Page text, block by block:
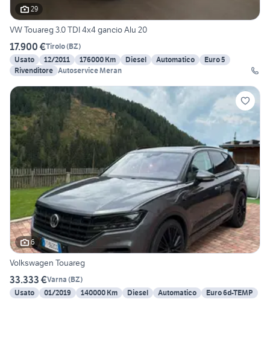
29
VW Touareg 3.0 TDI 4x4 gancio Alu 20
17.900 €Tirolo(BZ)
Usato
12/2011 176000 Km Diesel Automatico
Euro 5
Rivenditore Autoservice Meran
6
Volkswagen Touareg
33.333 €Varna (BZ)
Usato
01/2019 140000 Km Diesel Automatico Euro 6d-TEMP